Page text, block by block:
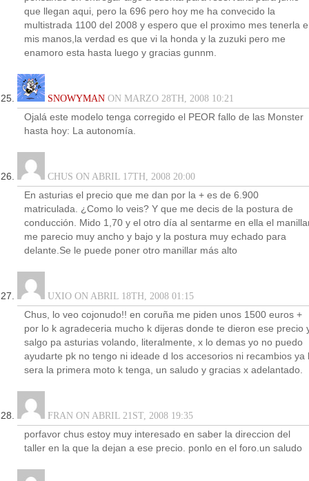
que llegan aqui, pero la 696 pero hoy me ha convecido la
multistrada 1100 del 2008 y espero que el proximo mes tenerla
mis manos,la verdad es que vi la honda y la zuzuki pero me
enamoro esta hasta luego y gracias gunnm.
SNOWYMAN ON MARZO 28TH, 2008 10:21
Ojalá este modelo tenga corregido el PEOR fallo de las Monster
hasta hoy: La autonomía.
CHUS ON ABRIL 17TH, 2008 20:00
En asturias el precio que me dan por la + es de 6.900
matriculada. ¿Como lo veis? Y que me decis de la postura de
conducción. Mido 1,70 y el otro día al sentarme en ella el
me parecio muy ancho y bajo y la postura muy echado para
delante.Se le puede poner otro manillar más alto
UXIO ON ABRIL 18TH, 2008 01:15
Chus, lo veo cojonudo!! en coruña me piden unos 1500 euros +
por lo k agradeceria mucho k dijeras donde te dieron ese precio
salgo pa asturias volando, literalmente, x lo demas yo no puedo
ayudarte pk no tengo ni ideade d los accesorios ni recambios ya
sera la primera moto k tenga, un saludo y gracias x adelantado.
FRAN ON ABRIL 21ST, 2008 19:35
porfavor chus estoy muy interesado en saber la direccion del
taller en la que la dejan a ese precio. ponlo en el foro.un saludo